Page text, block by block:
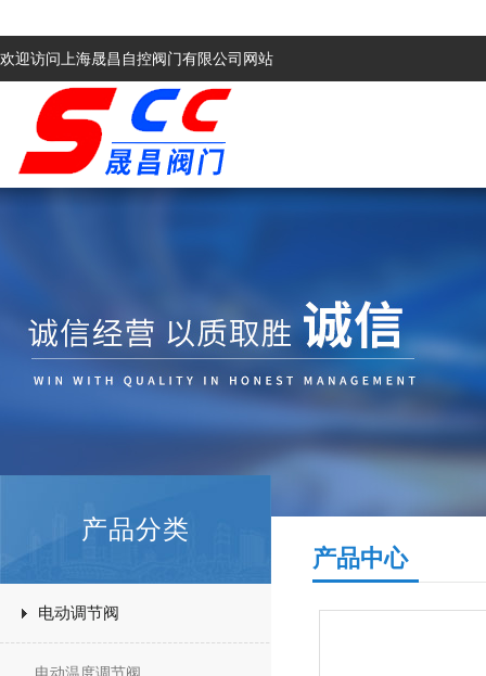
欢迎访问上海晟昌自控阀门有限公司网站
产品分类
电动调节阀
产品中心